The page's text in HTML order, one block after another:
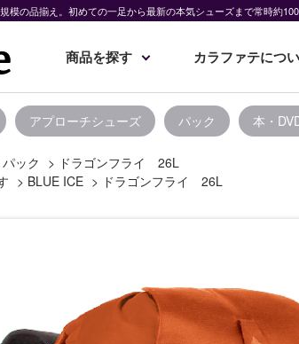
模の品揃え。初めての一足から最新の本気シューズまで常時約100
商品を探す カラファテにつ
アプローチシューズ パック 本・
パック > ドラゴンフライ 26L
> BLUE ICE > ドラゴンフライ 26L